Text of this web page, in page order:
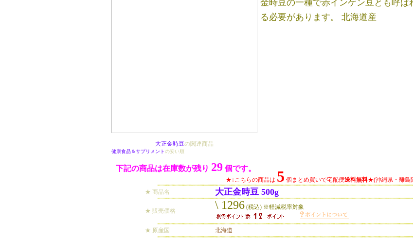
大正金時豆の関連商品
健康食品＆サプリメントの安い順
金時豆の一種で赤インゲン豆とも呼
る必要があります。 北海道産
下記の商品は在庫数が残り 29 個です。
★↓こちらの商品は 5 個まとめ買いで宅配便送料無料★(沖縄県・離島
★ 商品名
大正金時豆 500g
★ 販売価格 \ 1296 (税込) ※軽減税率対象
★ 原産国
北海道